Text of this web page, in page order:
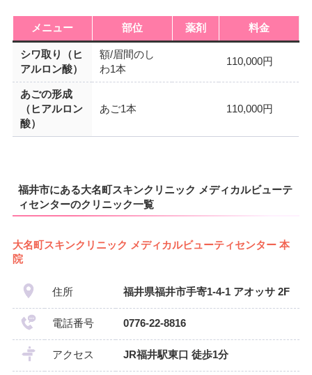
メニュー 部位 薬剤 料金
シワ取り（ヒ
アルロン酸）
額/眉間のし
わ1本
110,000円
あごの形成
（ヒアルロン
酸）
あご1本 110,000円
福井市にある大名町スキンクリニック メディカルビューテ
ィセンターのクリニック一覧
大名町スキンクリニック メディカルビューティセンター 本
院
住所 福井県福井市手寄1-4-1 アオッサ 2F
電話番号 0776-22-8816
アクセス JR福井駅東口 徒歩1分